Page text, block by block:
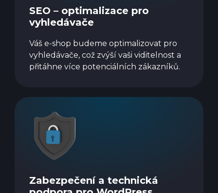
SEO – optimalizace pro
vyhledávače
Váš e-shop budeme optimalizovat pro
vyhledávače, což zvýší vaši viditelnost a
přitáhne více potenciálních zákazníků.
Zabezpečení a technická